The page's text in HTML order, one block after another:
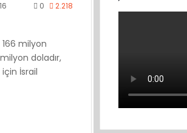
0 2.218
166 milyon
milyon doladır,
İsrail